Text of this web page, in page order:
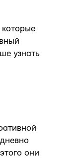
узнать
они